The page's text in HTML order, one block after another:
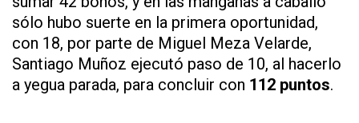
sólo hubo suerte en la primera oportunidad,
con 18, por parte de Miguel Meza Velarde,
Santiago Muñoz ejecutó paso de 10, al hacerlo
a yegua parada, para concluir con 112 puntos.